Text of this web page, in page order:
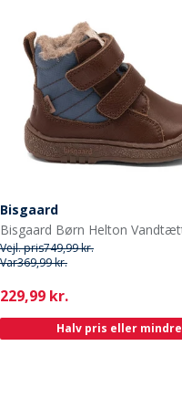
Bisgaard
Vejl. pris749,99 kr.
Var369,99 kr.
Current
229,99 kr.
Halv pris eller mindre